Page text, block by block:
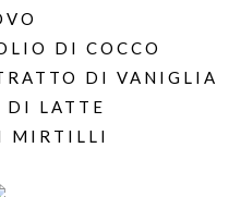
DI COCCO
DI VANIGLIA
LATTE
MIRTILLI